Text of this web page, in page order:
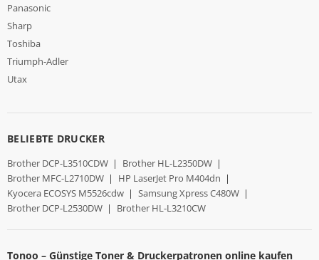
Panasonic
Sharp
Toshiba
Triumph-Adler
Utax
BELIEBTE DRUCKER
Brother DCP-L3510CDW | Brother HL-L2350DW |
Brother MFC-L2710DW | HP LaserJet Pro M404dn |
Kyocera ECOSYS M5526cdw | Samsung Xpress C480W |
Brother DCP-L2530DW | Brother HL-L3210CW
Tonoo – Günstige Toner & Druckerpatronen online kaufen